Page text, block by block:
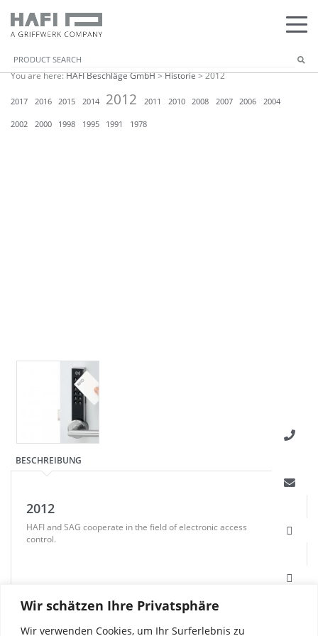
Wir schätzen Ihre Privatsphäre
Wir verwenden Cookies, um Ihr Surferlebnis zu
You are here:HAFI Beschläge GmbH>Historie>2012
2017 2016 2015 2014 2012 2011 2010 2008 2007 2006 2004
2002 2000 1998 1995 1991 1978
BESCHREIBUNG
2012
HAFI and SAG cooperate in the field of electronic access
control.